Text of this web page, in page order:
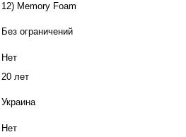
12) Memory Foam
Без ограничений
Нет
20 лет
Украина
Нет